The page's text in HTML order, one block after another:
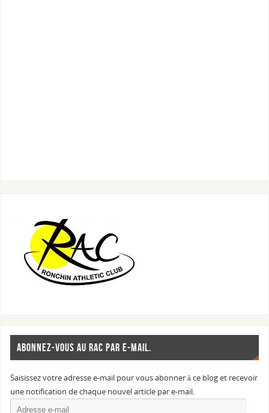
ABONNEZ-VOUS AU RAC PAR E-MAIL.
Saisissez votre adresse e-mail pour vous abonner à ce blog et recevoir
une notification de chaque nouvel article par e-mail.